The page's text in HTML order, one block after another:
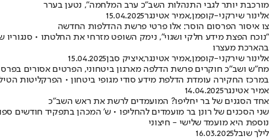
מורכבת יותר לגבי התנהלות השב"כ ערב המלחמה", נטען בערר
אלינור שירקני-קופמן,אמיר אטינגר15.04.2025
צו איסור הפרסום הוסר: אלו פרטי פרשת ההדלפות החדשה
"נוכח הפצת מידע חלקי ושגוי", נימק השופט מזרחי את החלטתו • סנגוריו
בהארכת מעצרו
אלינור שירקני-קופמן,אמיר אטינגר,איציק סבן15.04.2025
מח"ש ושב"כ חוקרים פרשת הדלפה מארגון ביטחוני, הפרטים אסורים
במרכז החקירה עומדת הדלפת מידע סודי מגופי ביטחון • הפרקליטות
אמיר אטינגר14.04.2025
אחד הסגנים של בר יחליפו? המועמדים לרשת את ראש השב"כ
נוספת היא מועמד שלישי - חיצוני
לילך שובל16.03.2025